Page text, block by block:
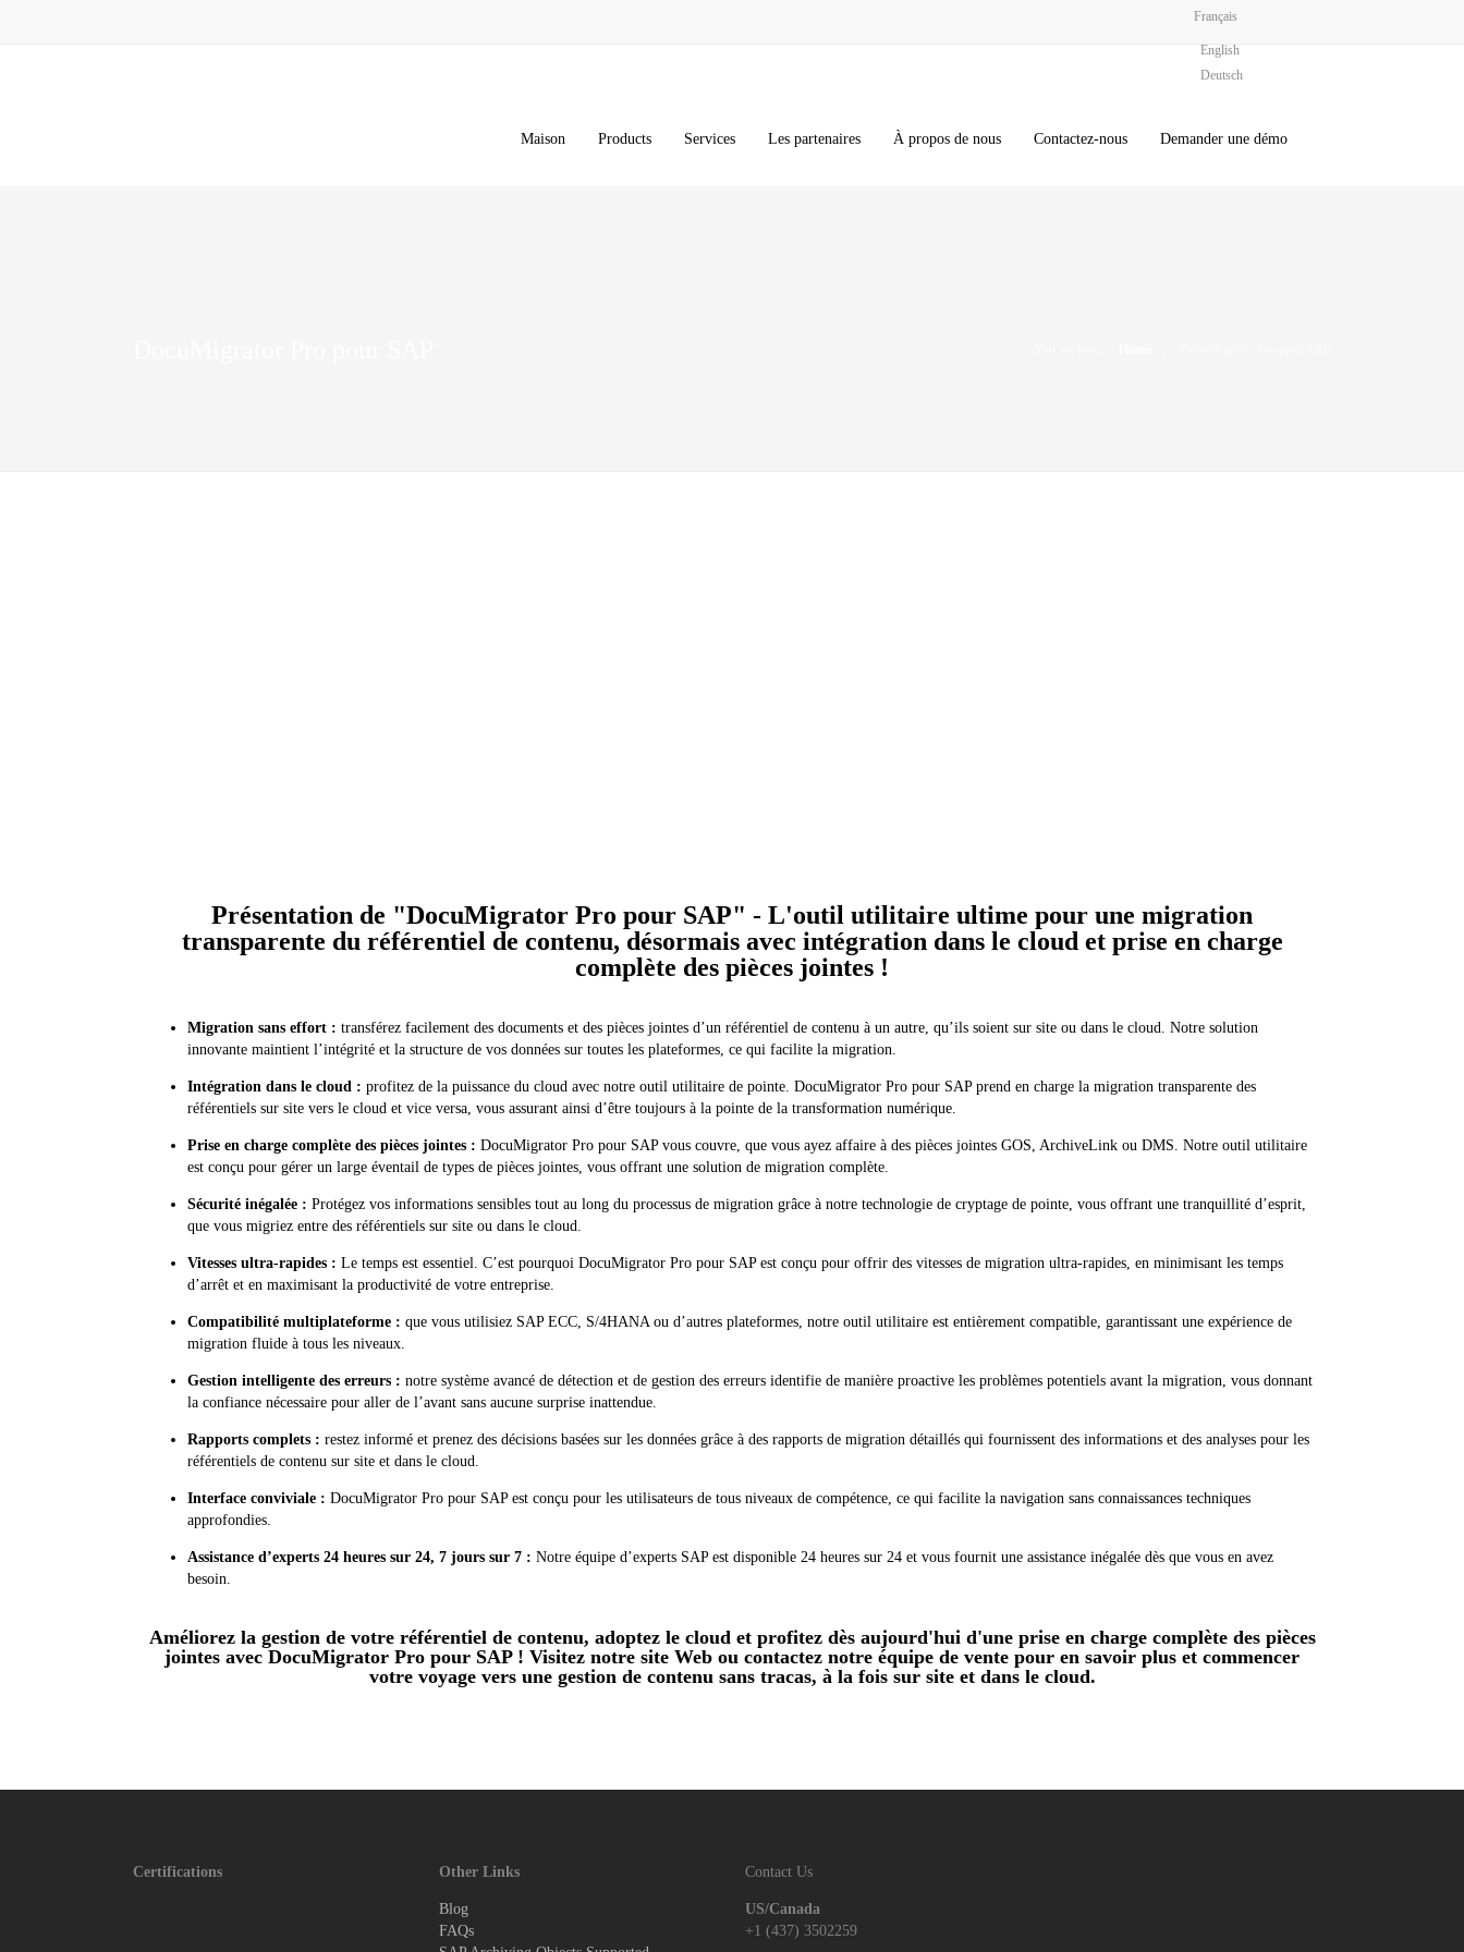
Français
English
Deutsch
Maison Products Services Les partenaires À propos de nous Contactez-nous Demander une démo
Présentation de "DocuMigrator Pro pour SAP" - L'outil utilitaire ultime pour une migration
transparente du référentiel de contenu, désormais avec intégration dans le cloud et prise en charge
complète des pièces jointes !
Migration sans effort : transférez facilement des documents et des pièces jointes d’un référentiel de contenu à un autre, qu’ils soient sur site ou dans le cloud. Notre solution
innovante maintient l’intégrité et la structure de vos données sur toutes les plateformes, ce qui facilite la migration.
Intégration dans le cloud : profitez de la puissance du cloud avec notre outil utilitaire de pointe. DocuMigrator Pro pour SAP prend en charge la migration transparente des
référentiels sur site vers le cloud et vice versa, vous assurant ainsi d’être toujours à la pointe de la transformation numérique.
Prise en charge complète des pièces jointes : DocuMigrator Pro pour SAP vous couvre, que vous ayez affaire à des pièces jointes GOS, ArchiveLink ou DMS. Notre outil utilitaire
est conçu pour gérer un large éventail de types de pièces jointes, vous offrant une solution de migration complète.
Sécurité inégalée : Protégez vos informations sensibles tout au long du processus de migration grâce à notre technologie de cryptage de pointe, vous offrant une tranquillité d’esprit,
que vous migriez entre des référentiels sur site ou dans le cloud.
Vitesses ultra-rapides : Le temps est essentiel. C’est pourquoi DocuMigrator Pro pour SAP est conçu pour offrir des vitesses de migration ultra-rapides, en minimisant les temps
d’arrêt et en maximisant la productivité de votre entreprise.
Compatibilité multiplateforme : que vous utilisiez SAP ECC, S/4HANA ou d’autres plateformes, notre outil utilitaire est entièrement compatible, garantissant une expérience de
migration fluide à tous les niveaux.
Gestion intelligente des erreurs : notre système avancé de détection et de gestion des erreurs identifie de manière proactive les problèmes potentiels avant la migration, vous donnant
la confiance nécessaire pour aller de l’avant sans aucune surprise inattendue.
Rapports complets : restez informé et prenez des décisions basées sur les données grâce à des rapports de migration détaillés qui fournissent des informations et des analyses pour les
référentiels de contenu sur site et dans le cloud.
Interface conviviale : DocuMigrator Pro pour SAP est conçu pour les utilisateurs de tous niveaux de compétence, ce qui facilite la navigation sans connaissances techniques
approfondies.
Assistance d’experts 24 heures sur 24, 7 jours sur 7 : Notre équipe d’experts SAP est disponible 24 heures sur 24 et vous fournit une assistance inégalée dès que vous en avez
besoin.
Améliorez la gestion de votre référentiel de contenu, adoptez le cloud et profitez dès aujourd'hui d'une prise en charge complète des pièces
jointes avec DocuMigrator Pro pour SAP ! Visitez notre site Web ou contactez notre équipe de vente pour en savoir plus et commencer
votre voyage vers une gestion de contenu sans tracas, à la fois sur site et dans le cloud.
Certifications Other Links
Blog
FAQs
Contact Us
US/Canada
+1 (437) 3502259